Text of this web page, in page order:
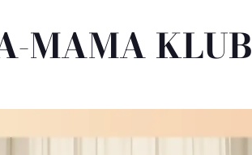
MAMA KLUB